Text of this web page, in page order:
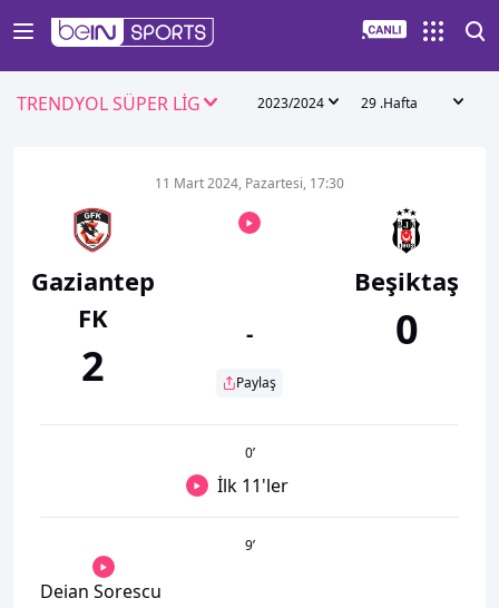
TRENDYOL SÜPER LİG 2023/2024 29 .Hafta
Gaziantep
FK
2
11 Mart 2024, Pazartesi, 17:30
-
Paylaş
Beşiktaş
0
0’
İlk 11'ler
9’
Deian Sorescu